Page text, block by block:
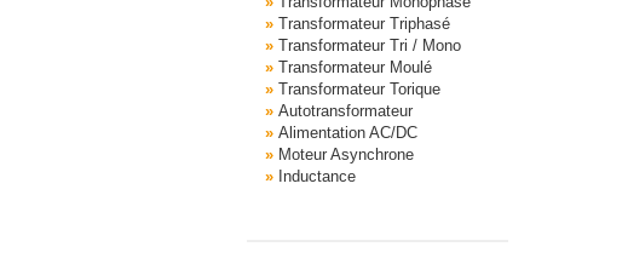
Transformateur Triphasé
Transformateur Tri / Mono
Transformateur Moulé
Transformateur Torique
Autotransformateur
Alimentation AC/DC
Moteur Asynchrone
Inductance